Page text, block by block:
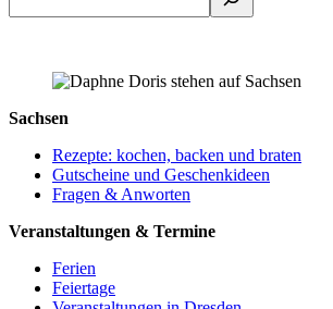
Sachsen
Rezepte: kochen, backen und braten
Gutscheine und Geschenkideen
Fragen & Anworten
Veranstaltungen & Termine
Ferien
Feiertage